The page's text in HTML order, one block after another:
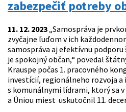
zabezpečiť potreby
11. 12. 2023 „Samospráva je
zvyčajne ľuďom v ich
samospráva aj efektívnu
je spokojný občan,“ povedal
Krauspe počas 1. pracovného
investícií, regionálneho rozvoja a
s komunálnymi lídrami, ktorý sa v
a Úniou miest uskutočnil 11.